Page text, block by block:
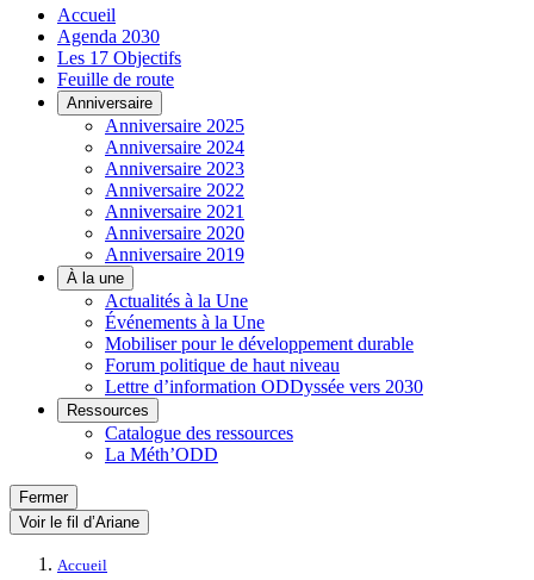
Accueil
Agenda 2030
Les 17 Objectifs
Feuille de route
Anniversaire
Anniversaire 2025
Anniversaire 2024
Anniversaire 2023
Anniversaire 2022
Anniversaire 2021
Anniversaire 2020
Anniversaire 2019
À la une
Actualités à la Une
Événements à la Une
Mobiliser pour le développement durable
Forum politique de haut niveau
Lettre d’information ODDyssée vers 2030
Ressources
Catalogue des ressources
La Méth’ODD
Fermer
Voir le fil d’Ariane
Accueil